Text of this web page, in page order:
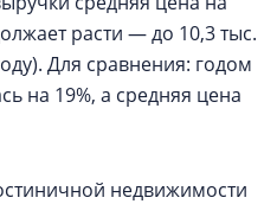
расти — до 10,3 тыс.
Для сравнения: годом
на 19%, а средняя цена
недвижимости